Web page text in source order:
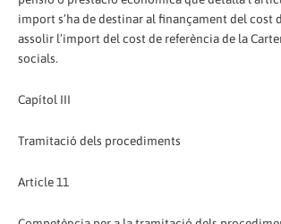
import s’ha de destinar al finançament del cost
assolir l’import del cost de referència de la
socials.
Capítol III
Tramitació dels procediments
Article 11